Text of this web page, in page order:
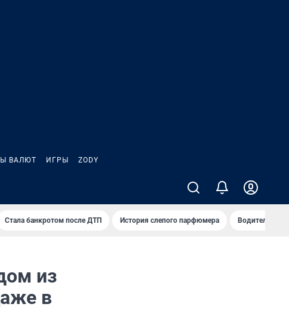
ВАЛЮТ ИГРЫ ZODY
Стала банкротом после ДТП История слепого парфюмера Водители
из
в